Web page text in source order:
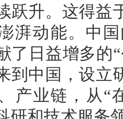
跃升。这得益
湃动能。中
了日益增多的
到中国，设立
产业链，从“